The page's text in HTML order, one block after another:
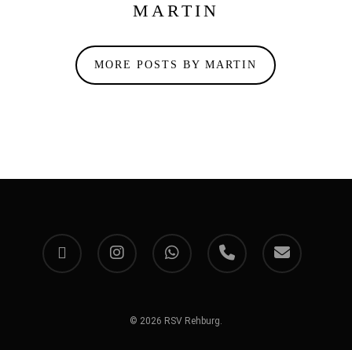
MARTIN
MORE POSTS BY MARTIN
facebook instagram whatsapp phone email
© 2026 RSV Rehburg.